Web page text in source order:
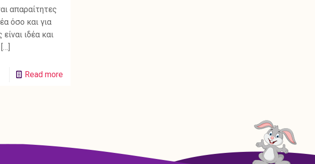
απαραίτητες
όσο και για
ιδέα και
Read more